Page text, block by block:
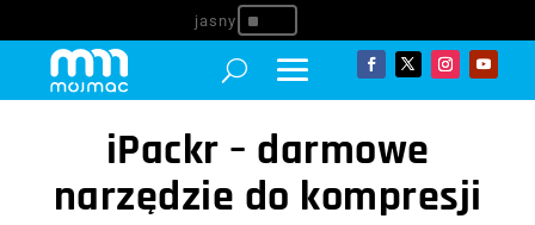
^
iPackr – darmowe
narzędzie do kompresji